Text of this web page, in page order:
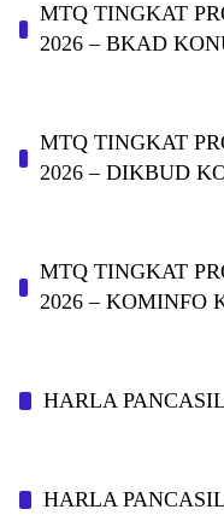
MTQ TINGKAT
2026 – BKAD
MTQ TINGKAT
2026 – DIKBUD
MTQ TINGKAT
2026 – KOMINFO
HARLA
HARLA